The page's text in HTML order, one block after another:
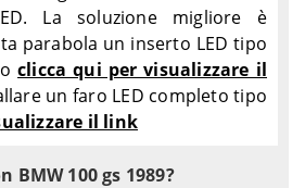
La soluzione migliore è
parabola un inserto LED tipo
clicca qui per visualizzare il
un faro LED completo tipo
il link
BMW 100 gs 1989?